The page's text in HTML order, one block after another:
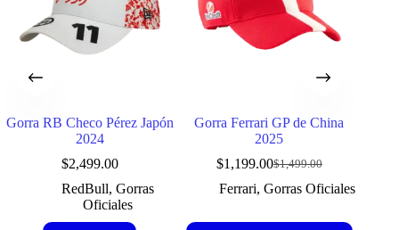
Gorra RB Checo Pérez Japón
2024
$2,499.00
RedBull, Gorras
Oficiales
Gorra Ferrari GP de China
2025
$1,499.00
Original
price
$1,499.00.
$1,199.00Current
price
$1,199.00.
Ferrari, Gorras Oficiales